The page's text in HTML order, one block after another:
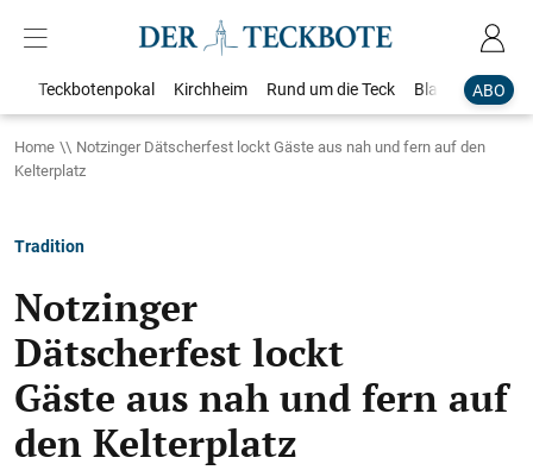
ABO
Teckbotenpokal Kirchheim Rund um die Teck Blaulicht
Home
Notzinger Dätscherfest lockt Gäste aus nah und fern auf den
Kelterplatz
Tradition
Notzinger
Dätscherfest lockt
Gäste aus nah und fern auf
den Kelterplatz